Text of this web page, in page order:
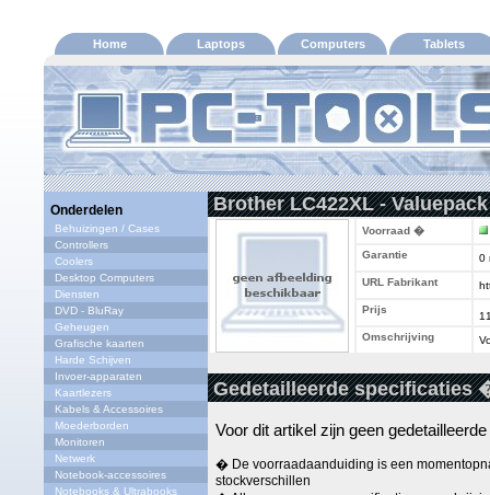
Home Laptops Computers Tablets
Onderdelen
Behuizingen / Cases
Controllers
Coolers
Desktop Computers
Diensten
DVD - BluRay
Geheugen
Grafische kaarten
Harde Schijven
Invoer-apparaten
Kaartlezers
Kabels & Accessoires
Moederborden
Monitoren
Netwerk
Notebook-accessoires
Notebooks & Ultrabooks
Brother LC422XL -
Voorraad �
Garantie
0
URL Fabrikant
Prijs
Omschrijving
Gedetailleerde specificaties
Voor dit artikel zijn geen
� De voorraadaanduiding is een
stockverschillen